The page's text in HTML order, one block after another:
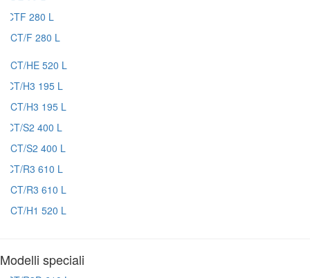
CT/F 280 L
CT/HE 520 L
CT/H3 195 L
CT/S2 400 L
CT/R3 610 L
CT/H1 520 L
Modelli speciali